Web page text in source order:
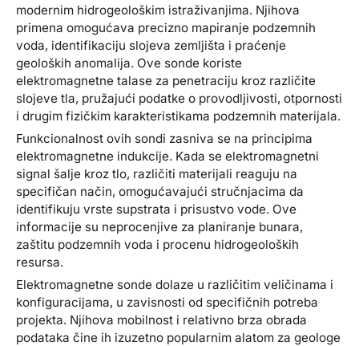
modernim hidrogeološkim istraživanjima. Njihova
primena omogućava precizno mapiranje podzemnih
voda, identifikaciju slojeva zemljišta i praćenje
geoloških anomalija. Ove sonde koriste
elektromagnetne talase za penetraciju kroz različite
slojeve tla, pružajući podatke o provodljivosti, otpornosti
i drugim fizičkim karakteristikama podzemnih materijala.
Funkcionalnost ovih sondi zasniva se na principima
elektromagnetne indukcije. Kada se elektromagnetni
signal šalje kroz tlo, različiti materijali reaguju na
specifičan način, omogućavajući stručnjacima da
identifikuju vrste supstrata i prisustvo vode. Ove
informacije su neprocenjive za planiranje bunara,
zaštitu podzemnih voda i procenu hidrogeoloških
resursa.
Elektromagnetne sonde dolaze u različitim veličinama i
konfiguracijama, u zavisnosti od specifičnih potreba
projekta. Njihova mobilnost i relativno brza obrada
podataka čine ih izuzetno popularnim alatom za geologe